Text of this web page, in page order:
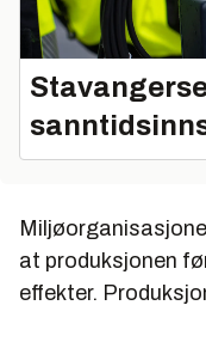
at produksjonen
effekter.